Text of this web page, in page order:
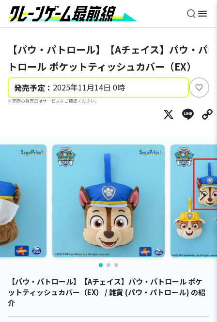
【パウ・パトロール】【Aチェイス】パウ・パ
トロール ポケットティッシュカバー（EX）
発売予定： 2025年11月14日 0時
※実際の発売日はサービスをご確認ください。
い
ね
X
【パウ・パトロール】【Aチェイス】パウ・パトロール ポケ
ットティッシュカバー（EX） / 雑貨 (パウ・パトロール) の紹
介